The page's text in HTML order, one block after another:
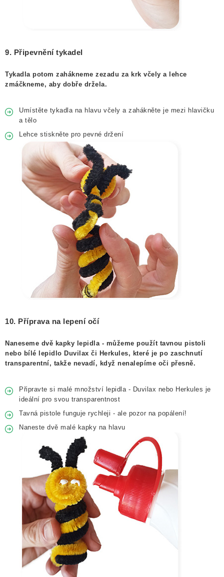
9. Připevnění tykadel
Tykadla potom zahákneme zezadu za krk včely a lehce
zmáčkneme, aby dobře držela.
Umístěte tykadla na hlavu včely a zahákněte je mezi hlavičku
a tělo
Lehce stiskněte pro pevné držení
10. Příprava na lepení očí
Naneseme dvě kapky lepidla - můžeme použít tavnou pistoli
nebo bílé lepidlo Duvilax či Herkules, které je po zaschnutí
transparentní, takže nevadí, když nenalepíme oči přesně.
Připravte si malé množství lepidla - Duvilax nebo Herkules je
ideální pro svou transparentnost
Tavná pistole funguje rychleji - ale pozor na popálení!
Naneste dvě malé kapky na hlavu